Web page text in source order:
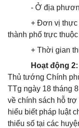
- Ở địa
+ Đơn vị thực
thành phố trực
+ Thời gian
Hoạt động 2:
Thủ tướng Chính
TTg ngày 18 tháng
về chính sách hỗ
hiểu biết pháp luật
thiểu số tại các